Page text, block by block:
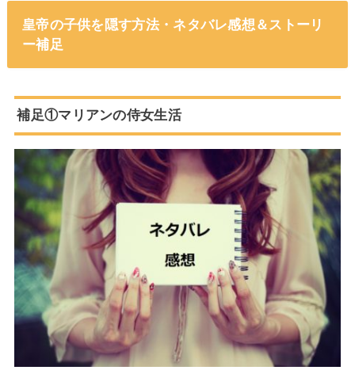
皇帝の子供を隠す方法・ネタバレ感想＆ストーリ
ー補足
補足①マリアンの侍女生活